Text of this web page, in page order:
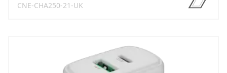
CNE-CHA250-21-UK